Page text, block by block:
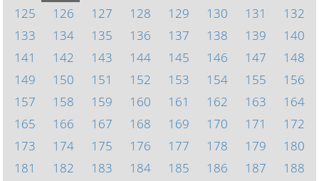
125
126 127 128 129 130 131
132
133
134 135 136 137 138 139
140
141
142 143 144 145 146 147
148
149
150 151 152 153 154 155
156
157
158 159 160 161 162 163
164
165
166 167 168 169 170 171
172
173
174 175 176 177 178 179
180
181
182 183 184 185 186 187
188